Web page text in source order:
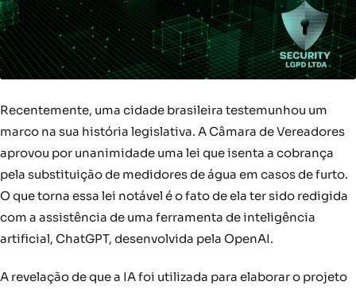
Recentemente, uma cidade brasileira testemunhou um
marco na sua história legislativa. A Câmara de Vereadores
aprovou por unanimidade uma lei que isenta a cobrança
pela substituição de medidores de água em casos de furto.
O que torna essa lei notável é o fato de ela ter sido redigida
com a assistência de uma ferramenta de inteligência
artificial, ChatGPT, desenvolvida pela OpenAI.
A revelação de que a IA foi utilizada para elaborar o projeto